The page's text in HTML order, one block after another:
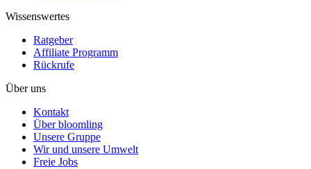
Wissenswertes
Ratgeber
Affiliate Programm
Rückrufe
Über uns
Kontakt
Über bloomling
Unsere Gruppe
Wir und unsere Umwelt
Freie Jobs